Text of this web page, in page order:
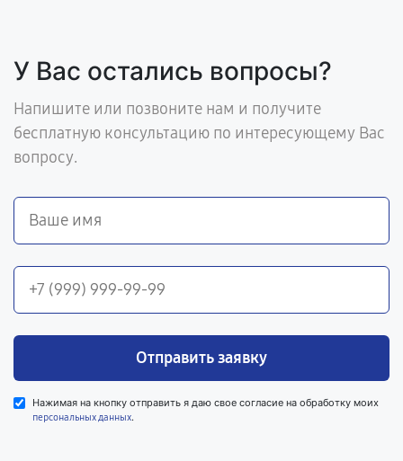
У Вас остались вопросы?
Напишите или позвоните нам и получите
бесплатную консультацию по интересующему Вас
вопросу.
Отправить заявку
Нажимая на кнопку отправить я даю свое согласие на обработку моих
персональных данных.